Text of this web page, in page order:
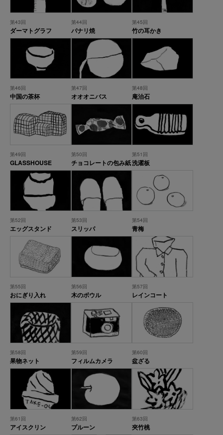
第43回
ダーマトグラフ
第44回
パナリ焼
第45回
竹の耳かき
第46回
中国の茶杯
第47回
オオオニバス
第48回
庵治石
第49回
GLASSHOUSE
第50回
チョコレートの包み紙
第51回
洗濯板
第52回
エッグスタンド
第53回
スリッパ
第54回
青梅
第55回
おにぎり入れ
第56回
木のボウル
第57回
レインコート
第58回
果物ネット
第59回
フィルムカメラ
第60回
盆ざる
第61回
アイスクリン
第62回
プルーン
第63回
夾竹桃